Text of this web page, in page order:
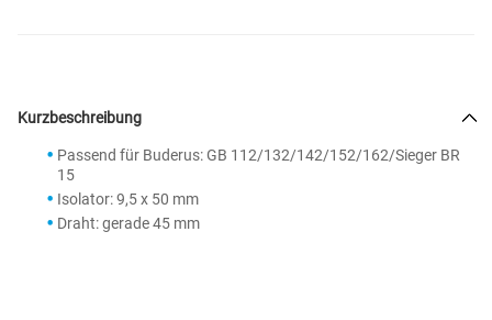
Kurzbeschreibung
Passend für Buderus: GB 112/132/142/152/162/Sieger BR
15
Isolator: 9,5 x 50 mm
Draht: gerade 45 mm